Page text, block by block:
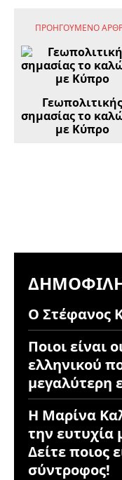
ΠΡΟΗΓΟΎΜΕΝΟ
Γεωπολιτικής
σημασίας το
με Κύπρο
Ο Στέφανος
Ποιοι είναι
ελληνικού
μεγαλύτερη
Η Μαρίνα
την ευτυχία
Δείτε ποιος
σύντροφος!